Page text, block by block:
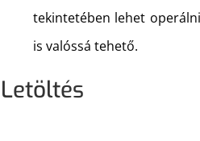
tekintetében lehet
is valóssá tehető.
Letöltés